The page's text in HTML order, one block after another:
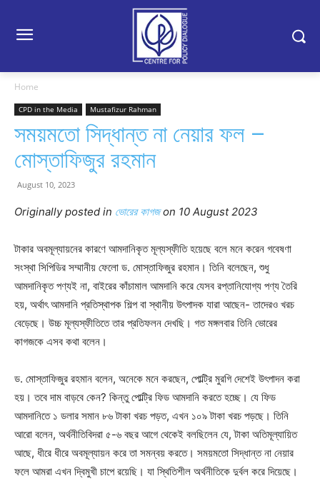
Home
CPD in the Media Mustafizur Rahman
সময়মতো সিদ্ধান্ত না নেয়ার ফল –
মোস্তাফিজুর রহমান
August 10, 2023
Originally posted in ভোরের কাগজon 10 August 2023
টাকার অবমূল্যায়নের কারণে আমদানিকৃত মূল্যস্ফীতি হয়েছে বলে মনে করেন গবেষণা
সংস্থা সিপিডির সম্মানীয় ফেলো ড. মোস্তাফিজুর রহমান। তিনি বলেছেন, শুধু
আমদানিকৃত পণ্যই না, বাইরের কাঁচামাল আমদানি করে যেসব রপ্তানিযোগ্য পণ্য তৈরি
হয়, অর্থাৎ আমদানি প্রতিস্থাপক শিল্প বা স্থানীয় উৎপাদক যারা আছেন- তাদেরও খরচ
বেড়েছে। উচ্চ মূল্যস্ফীতিতে তার প্রতিফলন দেখছি। গত মঙ্গলবার তিনি ভোরের
কাগজকে এসব কথা বলেন।
ড. মোস্তাফিজুর রহমান বলেন, অনেকে মনে করছেন, পোল্ট্রি মুরগি দেশেই উৎপাদন করা
হয়। তবে দাম বাড়বে কেন? কিন্তু পোল্ট্রি ফিড আমদানি করতে হচ্ছে। যে ফিড
আমদানিতে ১ ডলার সমান ৮৬ টাকা খরচ পড়ত, এখন ১০৯ টাকা খরচ পড়ছে। তিনি
আরো বলেন, অর্থনীতিবিদরা ৫-৬ বছর আগে থেকেই বলছিলেন যে, টাকা অতিমূল্যায়িত
আছে, ধীরে ধীরে অবমূল্যায়ন করে তা সমন্বয় করতে। সময়মতো সিদ্ধান্ত না নেয়ার
ফলে আমরা এখন দ্বিমুখী চাপে রয়েছি। যা স্থিতিশীল অর্থনীতিকে দুর্বল করে দিয়েছে।